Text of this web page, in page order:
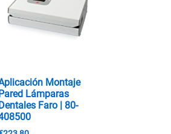
Montaje
Lámparas
Faro | 80-